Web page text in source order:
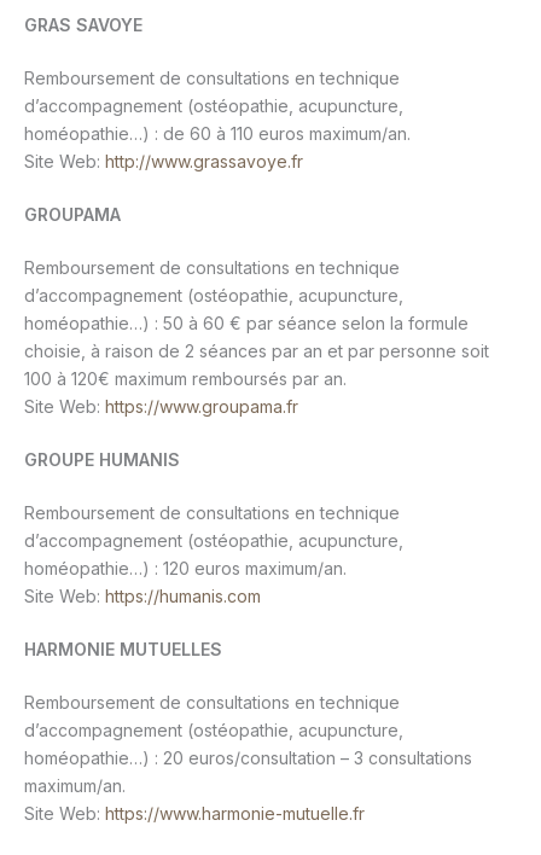
GRAS SAVOYE
Remboursement de consultations en technique
d’accompagnement (ostéopathie, acupuncture,
homéopathie…) : de 60 à 110 euros maximum/an.
Site Web: http://www.grassavoye.fr
GROUPAMA
Remboursement de consultations en technique
d’accompagnement (ostéopathie, acupuncture,
homéopathie…) : 50 à 60 € par séance selon la formule
choisie, à raison de 2 séances par an et par personne soit
100 à 120€ maximum remboursés par an.
Site Web: https://www.groupama.fr
GROUPE HUMANIS
Remboursement de consultations en technique
d’accompagnement (ostéopathie, acupuncture,
homéopathie…) : 120 euros maximum/an.
Site Web: https://humanis.com
HARMONIE MUTUELLES
Remboursement de consultations en technique
d’accompagnement (ostéopathie, acupuncture,
homéopathie…) : 20 euros/consultation – 3 consultations
maximum/an.
Site Web: https://www.harmonie-mutuelle.fr